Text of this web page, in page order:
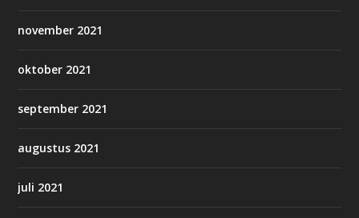
november 2021
oktober 2021
september 2021
augustus 2021
juli 2021